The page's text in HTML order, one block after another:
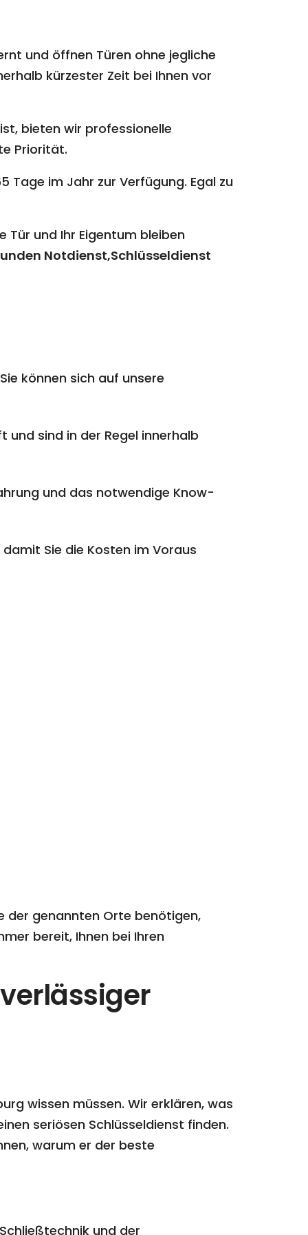
und öffnen Türen ohne jegliche
kürzester Zeit bei Ihnen vor
bieten wir professionelle
Priorität.
Tage im Jahr zur Verfügung. Egal zu
Tür und Ihr Eigentum bleiben
Notdienst,Schlüsseldienst
können sich auf unsere
sind in der Regel innerhalb
und das notwendige Know-
Sie die Kosten im Voraus
der genannten Orte benötigen,
bereit, Ihnen bei Ihren
wissen müssen. Wir erklären, was
seriösen Schlüsseldienst finden.
warum er der beste
und der